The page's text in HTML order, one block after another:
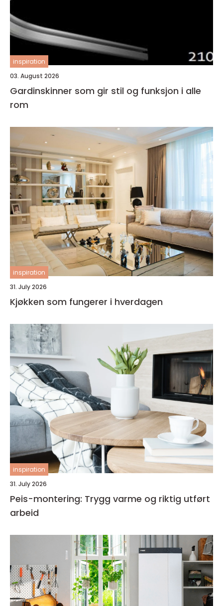
inspiration
03. August 2026
Gardinskinner som gir stil og funksjon i alle
rom
inspiration
31. July 2026
Kjøkken som fungerer i hverdagen
inspiration
31. July 2026
Peis-montering: Trygg varme og riktig utført
arbeid